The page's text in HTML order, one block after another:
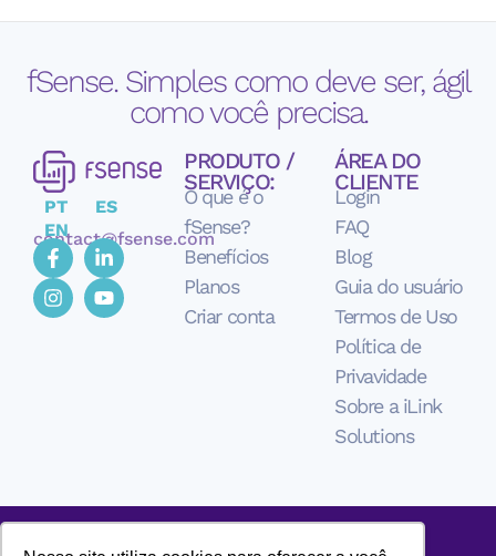
fSense. Simples como deve ser, ágil
como você precisa.
PT
ES
EN
contact@fsense.com
PRODUTO /
SERVIÇO:
O que é o
fSense?
Benefícios
Planos
Criar conta
ÁREA DO
CLIENTE
Login
FAQ
Blog
Guia do usuário
Termos de Uso
Política de
Privavidade
Sobre a iLink
Solutions